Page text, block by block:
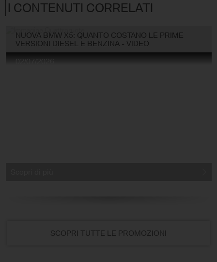
I CONTENUTI CORRELATI
NUOVA BMW X5: QUANTO COSTANO LE PRIME
VERSIONI DIESEL E BENZINA - VIDEO
SCOPRI TUTTE LE PROMOZIONI